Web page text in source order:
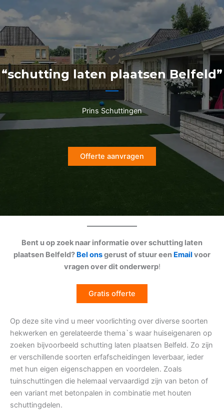
naar
de
inhoud
“schutting laten plaatsen Belfeld”
Prins Schuttingen
Offerte aanvragen
Bent u op zoek naar informatie over schutting laten
plaatsen Belfeld? Bel onsgerust of stuur een Email voor
vragen over dit onderwerp!
Gratis offerte
Op deze site vind u meer voorlichting over diverse soorten
hekwerken en gerelateerde thema`s waar huiseigenaren op
zoeken bijvoorbeeld schutting laten plaatsen Belfeld. Zo zijn
er verschillende soorten erfafscheidingen leverbaar, ieder
met hun eigen eigenschappen en voordelen. Zoals
tuinschuttingen die helemaal vervaardigd zijn van beton of
een variant met betonpalen in combinatie met houten
schuttingdelen.